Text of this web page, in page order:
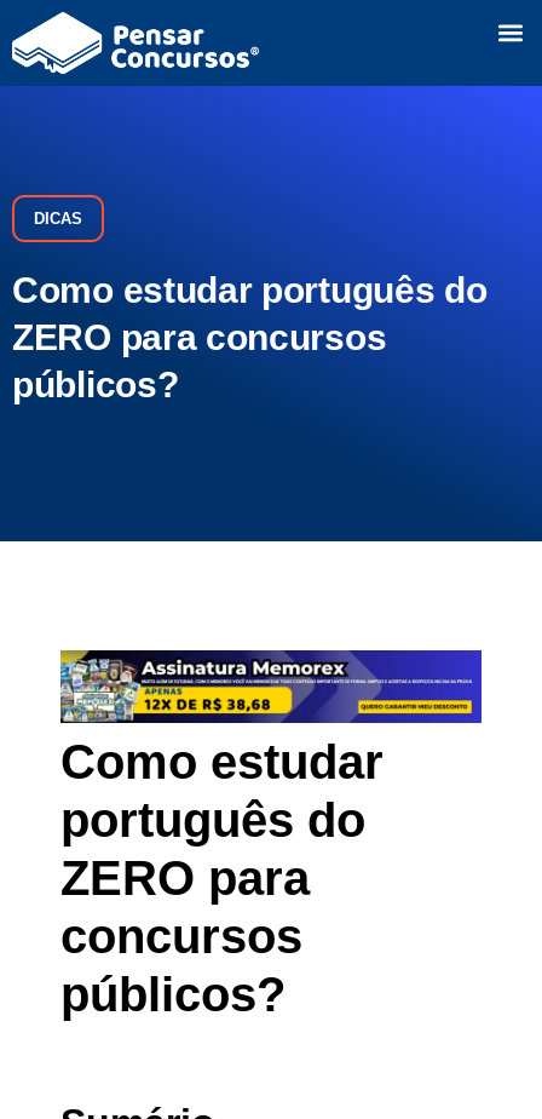
DICAS
Como estudar português do
ZERO para concursos
públicos?
Como estudar
português do
ZERO para
concursos
públicos?